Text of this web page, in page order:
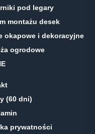
pod legary
montażu desek
okapowe i dekoracyjne
ogrodowe
(60 dni)
prywatności